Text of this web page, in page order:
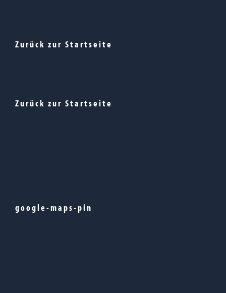
Zurück zur Startseite
Zurück zur Startseite
google-maps-pin